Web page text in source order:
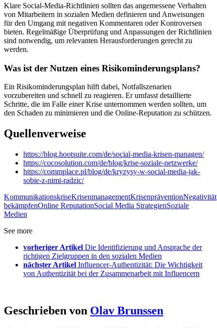
Klare Social-Media-Richtlinien sollten das angemessene Verhalten
von Mitarbeitern in sozialen Medien definieren und Anweisungen
für den Umgang mit negativen Kommentaren oder Kontroversen
bieten. Regelmäßige Überprüfung und Anpassungen der Richtlinien
sind notwendig, um relevanten Herausforderungen gerecht zu
werden.
Was ist der Nutzen eines Risikominderungsplans?
Ein Risikominderungsplan hilft dabei, Notfallszenarien
vorzubereiten und schnell zu reagieren. Er umfasst detaillierte
Schritte, die im Falle einer Krise unternommen werden sollten, um
den Schaden zu minimieren und die Online-Reputation zu schützen.
Quellenverweise
https://blog.hootsuite.com/de/social-media-krisen-managen/
https://cocosolution.com/de/blog/krise-soziale-netzwerke/
https://commplace.pl/blog/de/kryzysy-w-social-media-jak-
sobie-z-nimi-radzic/
KommunikationskriseKrisenmanagementKrisenpräventionNegativität
bekämpfenOnline ReputationSocial Media StrategienSoziale
Medien
See more
vorheriger Artikel Die Identifizierung und Ansprache der
richtigen Zielgruppen in den sozialen Medien
nächster Artikel Influencer-Authentizität: Die Wichtigkeit
von Authentizität bei der Zusammenarbeit mit Influencern
Geschrieben von Olav Brunssen